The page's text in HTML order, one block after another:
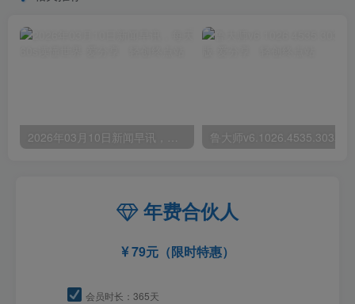
年费合伙人
79元（限时特惠）
会员时长：365天